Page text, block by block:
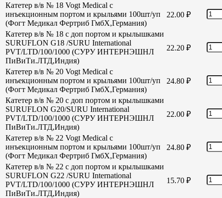
Катетер в/в № 18 Vogt Medical с
инъекционным портом и крыльями 100шт/уп
(Фогт Медикал Фертриб ГмбХ,Германия)
22.00 ₽
Катетер в/в № 18 с доп портом и крылышками
SURUFLON G18 /SURU International
PVT/LTD/100/1000 (СУРУ ИНТЕРНЭШНЛ
ПиВиТи.ЛТД,Индия)
22.20 ₽
Катетер в/в № 20 Vogt Medical с
инъекционным портом и крыльями 100шт/уп
(Фогт Медикал Фертриб ГмбХ,Германия)
24.80 ₽
Катетер в/в № 20 с доп портом и крылышками
SURUFLON G20/SURU International
PVT/LTD/100/1000 (СУРУ ИНТЕРНЭШНЛ
ПиВиТи.ЛТД,Индия)
22.00 ₽
Катетер в/в № 22 Vogt Medical с
инъекционным портом и крыльями 100шт/уп
(Фогт Медикал Фертриб ГмбХ,Германия)
24.80 ₽
Катетер в/в № 22 с доп портом и крылышками
SURUFLON G22 /SURU International
PVT/LTD/100/1000 (СУРУ ИНТЕРНЭШНЛ
ПиВиТи.ЛТД,Индия)
15.70 ₽